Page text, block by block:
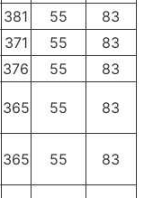
381 55
83
371 55
83
376 55
83
365 55 83
365 55 83